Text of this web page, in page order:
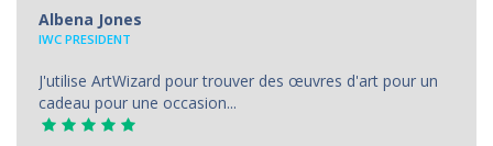
Albena Jones
IWC PRESIDENT
J'utilise ArtWizard pour trouver des œuvres d'art pour un
cadeau pour une occasion...